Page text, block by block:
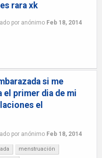
rara xk
por anónimo Feb 18, 2014
si me
el primer dia de mi
el
por anónimo Feb 18, 2014
menstruación